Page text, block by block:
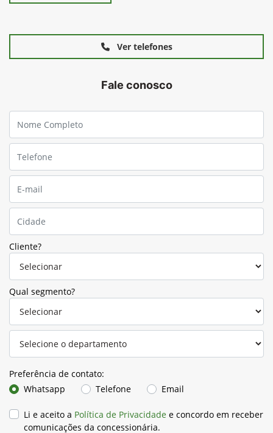
Ver telefones
Fale conosco
Cliente?
Qual segmento?
Preferência de contato:
Whatsapp
Telefone Email
Li e aceito a Política de Privacidade e concordo em receber
comunicações da concessionária.